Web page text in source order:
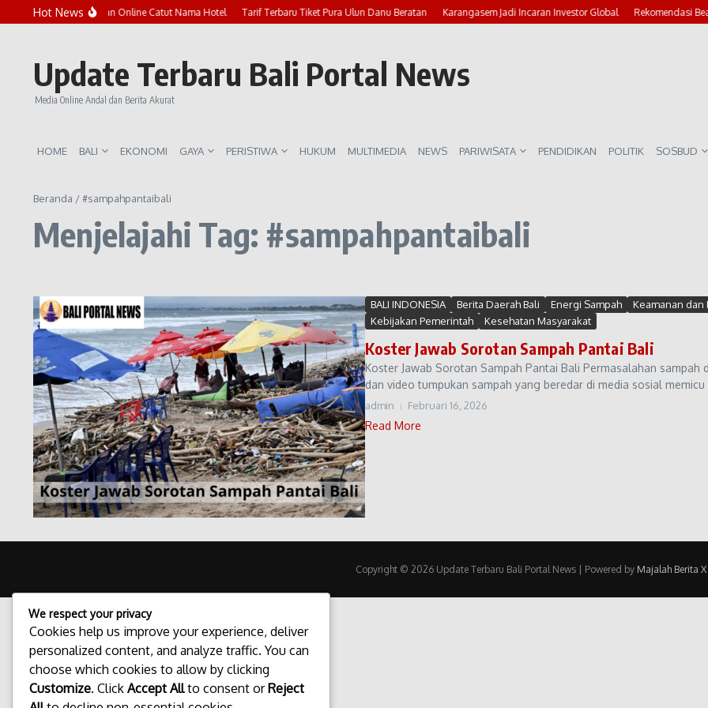
Lewati ke konten
Hot News
Marak Penipuan Online Catut Nama Hotel Tarif Terbaru Tiket Pura Ulun Danu Beratan Karangasem Jadi Incaran Investor Global Rekomendasi
Update Terbaru Bali Portal News
Media Online Andal dan Berita Akurat
HOME BALI EKONOMI GAYA PERISTIWA HUKUM MULTIMEDIA NEWS PARIWISATA PENDIDIKAN POLITIK SOSBUD
Beranda /#sampahpantaibali
Menjelajahi Tag: #sampahpantaibali
BALI INDONESIA Berita Daerah Bali Energi Sampah Keamanan dan
Kebijakan Pemerintah
Kesehatan Masyarakat
Koster Jawab Sorotan Sampah Pantai Bali
Koster Jawab Sorotan Sampah Pantai Bali Permasalahan
dan video tumpukan sampah yang beredar di media sosial
admin Februari 16, 2026
Read More
Copyright © 2026 Update Terbaru Bali Portal News | Powered by Majalah Berita X
We respect your privacy
Cookies help us improve your experience, deliver
personalized content, and analyze traffic. You can
choose which cookies to allow by clicking
Customize. Click Accept Allto consent orReject